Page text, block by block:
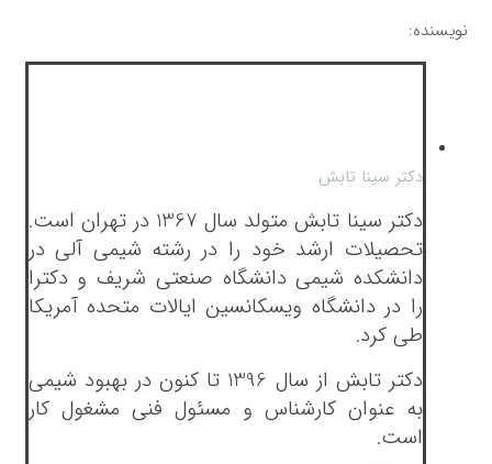
نویسنده:
دکتر سینا تابش
دکتر سینا تابش متولد سال 1367 در تهران است.
تحصیلات ارشد خود را در رشته شیمی آلی در
دانشکده شیمی دانشگاه صنعتی شریف و دکترا
را در دانشگاه ویسکانسین ایالات متحده آمریکا
طی کرد.
دکتر تابش از سال 1396 تا کنون در بهبود شیمی
به عنوان کارشناس و مسئول فنی مشغول کار
است.